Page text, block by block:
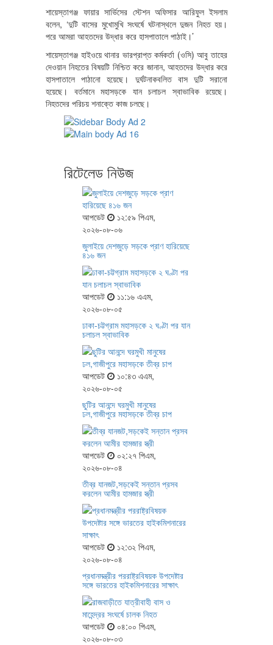
শায়েস্তাগঞ্জ ফায়ার সার্ভিসের স্টেশন অফিসার আরিফুল ইসলাম
বলেন, ‘দুটি বাসের মুখোমুখি সংঘর্ষে ঘটনাস্থলে দুজন নিহত হয়।
পরে আমরা আহতদের উদ্ধার করে হাসপাতালে পাঠাই।’
শায়েস্তাগঞ্জ হাইওয়ে থানার ভারপ্রাপ্ত কর্মকর্তা (ওসি) আবু তাহের
দেওয়ান নিহতের বিষয়টি নিশ্চিত করে জানান, আহতদের উদ্ধার করে
হাসপাতালে পাঠানো হয়েছে। দুর্ঘটনাকবলিত বাস দুটি সরানো
হয়েছে। বর্তমানে মহাসড়কে যান চলাচল স্বাভাবিক রয়েছে।
নিহতদের পরিচয় শনাক্তে কাজ চলছে।
রিটেলেড নিউজ
আপডেট
১২:৫৯ পিএম,
২০২৬-০৮-০৬
জুলাইয়ে দেশজুড়ে সড়কে প্রাণ হারিয়েছে
৪১৬ জন
আপডেট
১১:১৬ এএম,
২০২৬-০৮-০৫
ঢাকা-চট্টগ্রাম মহাসড়কে ২ ঘণ্টা পর যান
চলাচল স্বাভাবিক
আপডেট
১০:৪৩ এএম,
২০২৬-০৮-০৫
ছুটির আনন্দে ঘরমুখী মানুষের
ঢল,গাজীপুরে মহাসড়কে তীব্র চাপ
আপডেট
০২:২৭ পিএম,
২০২৬-০৮-০৪
তীব্র যানজট,সড়কেই সন্তান প্রসব
করলেন আমীর হামজার স্ত্রী
আপডেট
১২:৩২ পিএম,
২০২৬-০৮-০৪
প্রধানমন্ত্রীর পররাষ্ট্রবিষয়ক উপদেষ্টার
সঙ্গে ভারতের হাইকমিশনারের সাক্ষাৎ
আপডেট
০৪:০০ পিএম,
২০২৬-০৮-০৩